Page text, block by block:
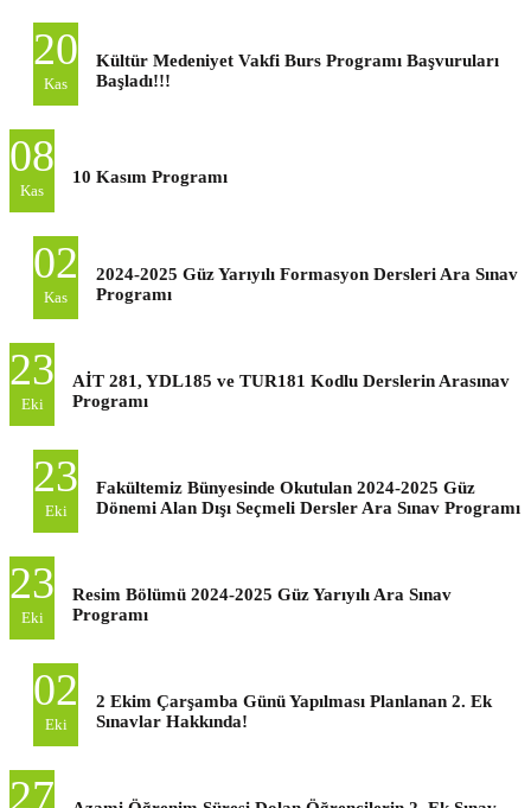
20
Kas
Kültür Medeniyet Vakfi Burs Programı Başvuruları
Başladı!!!
08
Kas
10 Kasım Programı
02
Kas
2024-2025 Güz Yarıyılı Formasyon Dersleri Ara Sınav
Programı
23
Eki
AİT 281, YDL185 ve TUR181 Kodlu Derslerin Arasınav
Programı
23
Eki
Fakültemiz Bünyesinde Okutulan 2024-2025 Güz
Dönemi Alan Dışı Seçmeli Dersler Ara Sınav Programı
23
Eki
Resim Bölümü 2024-2025 Güz Yarıyılı Ara Sınav
Programı
02
Eki
2 Ekim Çarşamba Günü Yapılması Planlanan 2. Ek
Sınavlar Hakkında!
27